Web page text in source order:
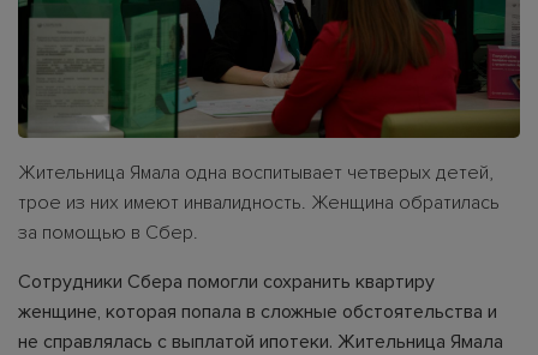
Жительница Ямала одна воспитывает четверых детей,
трое из них имеют инвалидность. Женщина обратилась
за помощью в Сбер.
Сотрудники Сбера помогли сохранить квартиру
женщине, которая попала в сложные обстоятельства и
не справлялась с выплатой ипотеки. Жительница Ямала